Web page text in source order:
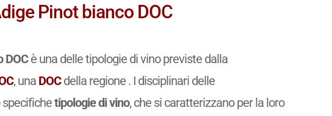
Pinot bianco DOC
DOCè una delle tipologie di vino previste dalla
, una DOCdella regione . I disciplinari delle
specifichetipologie di vino, che si caratterizzano per la loro